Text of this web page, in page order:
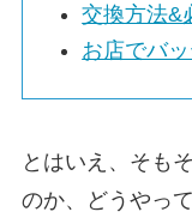
交換方法&
お店でバ
とはいえ、そも
のか、どうやっ